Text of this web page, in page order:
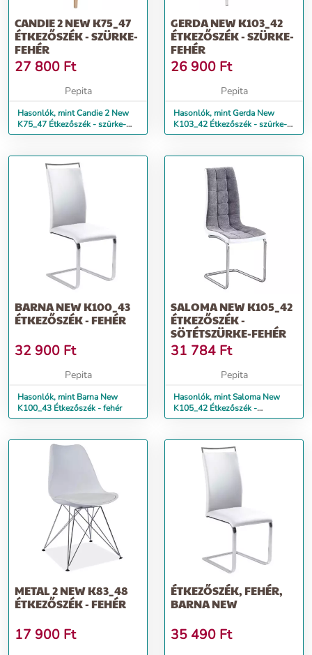
CANDIE 2 NEW K75_47
ÉTKEZŐSZÉK - SZÜRKE-
FEHÉR
27 800 Ft
Pepita
Hasonlók, mint Candie 2 New
K75_47 Étkezőszék - szürke-
fehér
GERDA NEW K103_42
ÉTKEZŐSZÉK - SZÜRKE-
FEHÉR
26 900 Ft
Pepita
Hasonlók, mint Gerda New
K103_42 Étkezőszék - szürke-
fehér
BARNA NEW K100_43
ÉTKEZŐSZÉK - FEHÉR
32 900 Ft
Pepita
Hasonlók, mint Barna New
K100_43 Étkezőszék - fehér
SALOMA NEW K105_42
ÉTKEZŐSZÉK -
SÖTÉTSZÜRKE-FEHÉR
31 784 Ft
Pepita
Hasonlók, mint Saloma New
K105_42 Étkezőszék -
sötétszürke-fehér
METAL 2 NEW K83_48
ÉTKEZŐSZÉK - FEHÉR
17 900 Ft
ÉTKEZŐSZÉK, FEHÉR,
BARNA NEW
35 490 Ft